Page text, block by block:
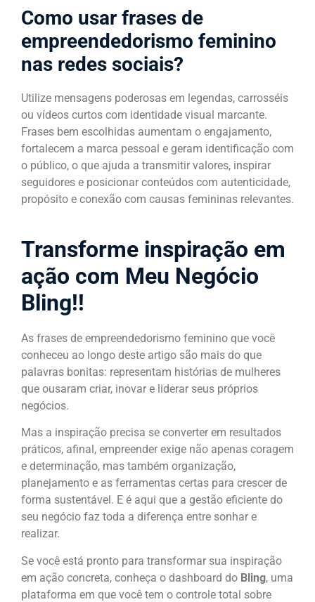
Como usar frases de
empreendedorismo feminino
nas redes sociais?
Utilize mensagens poderosas em legendas, carrosséis
ou vídeos curtos com identidade visual marcante.
Frases bem escolhidas aumentam o engajamento,
fortalecem a marca pessoal e geram identificação com
o público, o que ajuda a transmitir valores, inspirar
seguidores e posicionar conteúdos com autenticidade,
propósito e conexão com causas femininas relevantes.
Transforme inspiração em
ação com Meu Negócio
Bling!!
As frases de empreendedorismo feminino que você
conheceu ao longo deste artigo são mais do que
palavras bonitas: representam histórias de mulheres
que ousaram criar, inovar e liderar seus próprios
negócios.
Mas a inspiração precisa se converter em resultados
práticos, afinal, empreender exige não apenas coragem
e determinação, mas também organização,
planejamento e as ferramentas certas para crescer de
forma sustentável. E é aqui que a gestão eficiente do
seu negócio faz toda a diferença entre sonhar e
realizar.
Se você está pronto para transformar sua inspiração
em ação concreta, conheça o dashboard do Bling, uma
plataforma em que você tem o controle total sobre